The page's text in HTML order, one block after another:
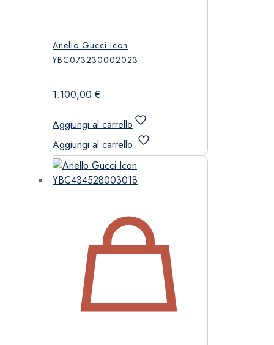
Anello Gucci Icon
YBC073230002023
1.100,00€
Aggiungi al carrello
Aggiungi al carrello